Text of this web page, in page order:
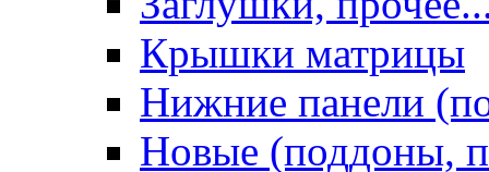
Крышки матрицы
Нижние панели
Новые (поддоны,